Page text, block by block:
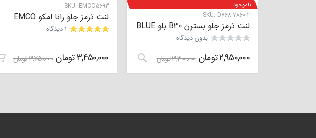
ناموجود
SKU: D768-7860-2
لنت ترمز جلو بسترن B30 بلو BLUE
بدون دیدگاه
2,950,000تومان 3,300,000تومان
SKU: EMCO5693
لنت ترمز جلو رانا امکو EMCO
1 دیدگاه
3,450,000تومان 3,750,000تومان